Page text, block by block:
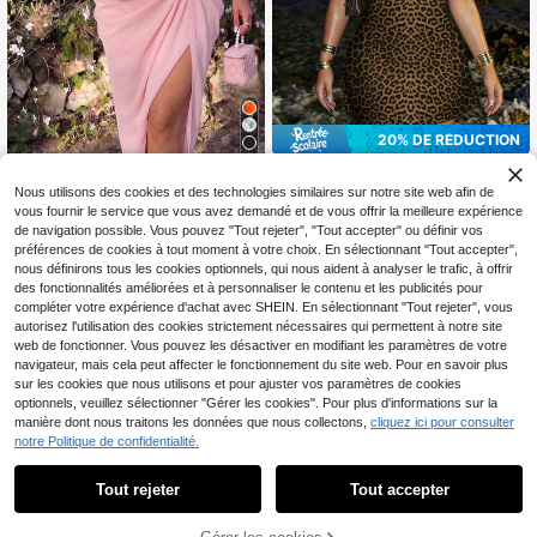
24
#Robe de soirée
Lyrianda Robe mi-longue rose pour
femme grande taille, col cœur et col
carré, imprimé floral, en mousseline,
à volants, manches courtes, style fr
ançais élégant vintage, mignon et r
omantique, pour les vacances, ave
c ourlet tulipe, printemps/été
CA$41.08
20% DE RÉDUCTION
SHEIN ICON Robe ample à col V pro
fond pour femmes, imprimé léopard
vintage avec nœud papillon, manch
es courtes, coupe évasée. Convient
pour la rentrée scolaire, les tenues
décontractées, les vacances, le por
t estival
70+ vendus
CA$ 13.02
-20%
Derniers 3 jours
Désolés, ce produit est épuisé.
Afficher les articles similaires en stock Voir tout
Nous utilisons des cookies et des technologies similaires sur notre site web afin de
vous fournir le service que vous avez demandé et de vous offrir la meilleure expérience
de navigation possible. Vous pouvez "Tout rejeter", "Tout accepter" ou définir vos
préférences de cookies à tout moment à votre choix. En sélectionnant "Tout accepter",
nous définirons tous les cookies optionnels, qui nous aident à analyser le trafic, à offrir
des fonctionnalités améliorées et à personnaliser le contenu et les publicités pour
compléter votre expérience d'achat avec SHEIN. En sélectionnant "Tout rejeter", vous
autorisez l'utilisation des cookies strictement nécessaires qui permettent à notre site
web de fonctionner. Vous pouvez les désactiver en modifiant les paramètres de votre
navigateur, mais cela peut affecter le fonctionnement du site web. Pour en savoir plus
sur les cookies que nous utilisons et pour ajuster vos paramètres de cookies
optionnels, veuillez sélectionner "Gérer les cookies". Pour plus d'informations sur la
manière dont nous traitons les données que nous collectons, cliquez ici pour consulter
notre Politique de confidentialité.
Tout rejeter Tout accepter